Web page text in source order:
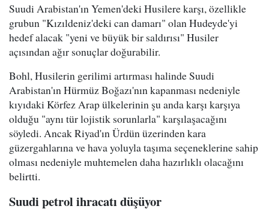
Suudi Arabistan'ın Yemen'deki Husilere karşı, özellikle
grubun "Kızıldeniz'deki can damarı" olan Hudeyde'yi
hedef alacak "yeni ve büyük bir saldırısı" Husiler
açısından ağır sonuçlar doğurabilir.
Bohl, Husilerin gerilimi artırması halinde Suudi
Arabistan'ın Hürmüz Boğazı'nın kapanması nedeniyle
kıyıdaki Körfez Arap ülkelerinin şu anda karşı karşıya
olduğu "aynı tür lojistik sorunlarla" karşılaşacağını
söyledi. Ancak Riyad'ın Ürdün üzerinden kara
güzergahlarına ve hava yoluyla taşıma seçeneklerine sahip
olması nedeniyle muhtemelen daha hazırlıklı olacağını
belirtti.
Suudi petrol ihracatı düşüyor